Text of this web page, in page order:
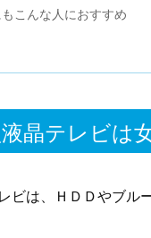
こんな人におすすめ
晶テレビは
ビは、ＨＤＤやブル